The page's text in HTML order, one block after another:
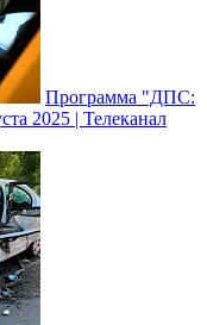
Программа "ДПС:
2025 | Телеканал